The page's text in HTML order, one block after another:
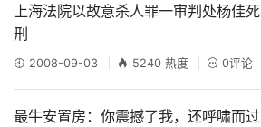
上海法院以故意杀人罪一审判处杨佳死
刑
2008-09-03 5240 热度 0评论
最牛安置房：你震撼了我，还呼啸而过